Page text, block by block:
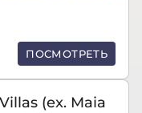
ПОСМОТРЕТЬ
(ex. Maia